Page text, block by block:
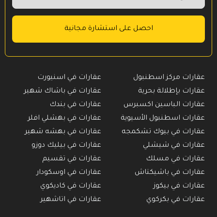
عقارات مركز اسطنبول
عقارات بإطلالة بحرية
عقارات الباسين اكسبرس
عقارات اسطنبول الأسيوية
عقارات في بيوك تشكمجه
عقارات في شيشلي
عقارات في مسلك
عقارات في باشيكتاش
عقارات في بيكوز
عقارات في بكركوي
عقارات في اسنيورت
عقارات في باشاك شهير
عقارات في بندك
عقارات في بهشلي افلر
عقارات في بهشه شهير
عقارات في بيليك دوزو
عقارات في تقسيم
عقارات في اوسكودار
عقارات في كاديكوي
عقارات في اتاشهير